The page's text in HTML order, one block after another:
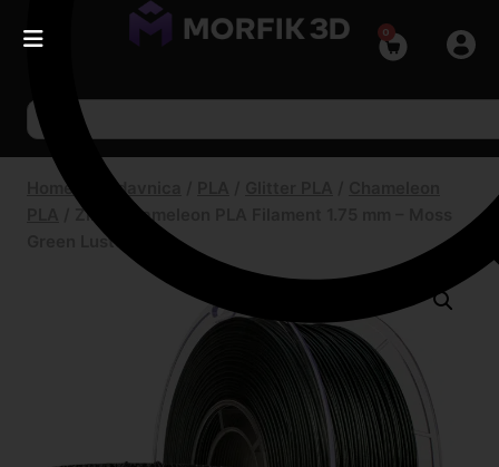
0
Home Prodavnica
ZIRO Chameleon PLA Filament 1.75 mm – Moss
Green Luster